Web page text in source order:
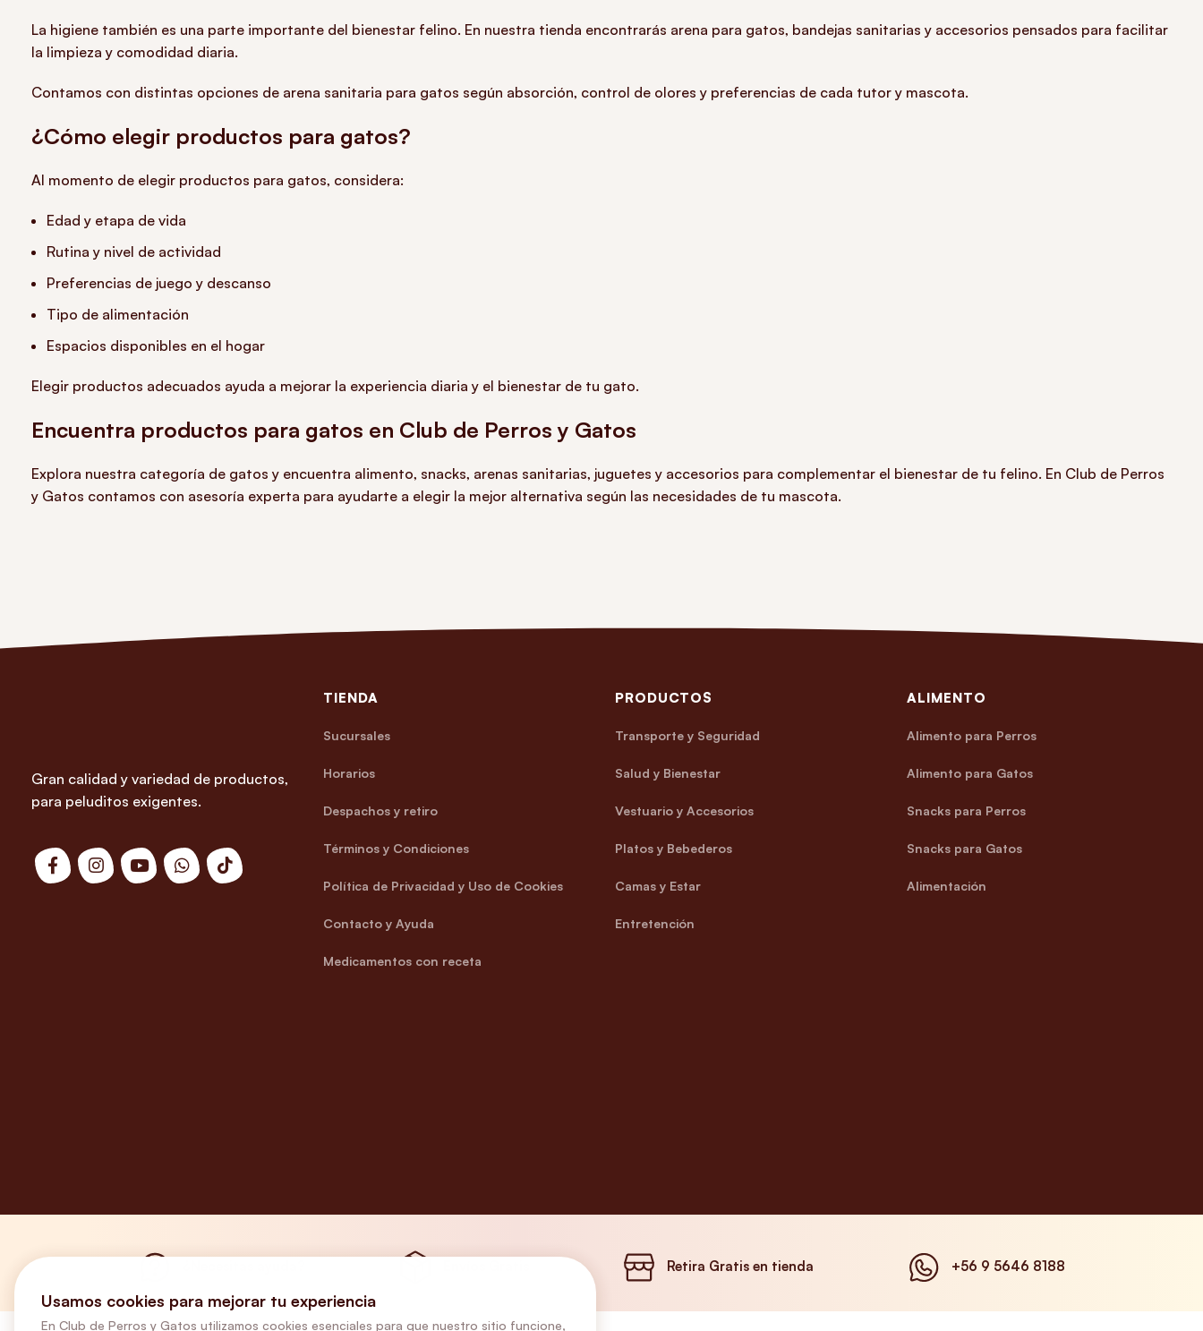
La higiene también es una parte importante del bienestar felino. En nuestra tienda encontrarás arena para gatos, bandejas sanitarias y accesorios pensados para facilitar
la limpieza y comodidad diaria.
Contamos con distintas opciones de arena sanitaria para gatos según absorción, control de olores y preferencias de cada tutor y mascota.
¿Cómo elegir productos para gatos?
Al momento de elegir productos para gatos, considera:
Edad y etapa de vida
Rutina y nivel de actividad
Preferencias de juego y descanso
Tipo de alimentación
Espacios disponibles en el hogar
Elegir productos adecuados ayuda a mejorar la experiencia diaria y el bienestar de tu gato.
Encuentra productos para gatos en Club de Perros y Gatos
Explora nuestra categoría de gatos y encuentra alimento, snacks, arenas sanitarias, juguetes y accesorios para complementar el bienestar de tu felino. En Club de Perros
y Gatos contamos con asesoría experta para ayudarte a elegir la mejor alternativa según las necesidades de tu mascota.
Gran calidad y variedad de productos,
para peluditos exigentes.
TIENDA
Sucursales
Horarios
Despachos y retiro
Términos y Condiciones
Política de Privacidad y Uso de Cookies
Contacto y Ayuda
Medicamentos con receta
PRODUCTOS
Transporte y Seguridad
Salud y Bienestar
Vestuario y Accesorios
Platos y Bebederos
Camas y Estar
Entretención
ALIMENTO
Alimento para Perros
Alimento para Gatos
Snacks para Perros
Snacks para Gatos
Alimentación
Retira Gratis en tienda +56 9 5646 8188
Usamos cookies para mejorar tu experiencia
En Club de Perros y Gatos utilizamos cookies esenciales para que nuestro sitio funcione,